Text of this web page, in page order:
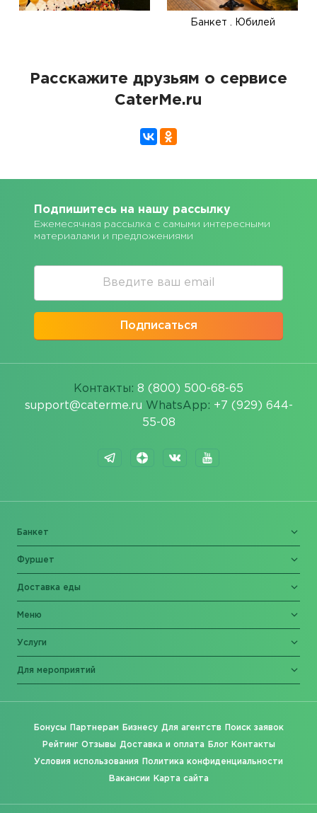
Банкет . Юбилей
Расскажите друзьям о сервисе
CaterMe.ru
Подпишитесь на нашу рассылку
Ежемесячная рассылка с самыми интересными
материалами и предложениями
Подписаться
Контакты: 8 (800) 500-68-65
support@caterme.ru WhatsApp: +7 (929) 644-
55-08
Банкет
Фуршет
Доставка еды
Меню
Услуги
Для мероприятий
Бонусы Партнерам Бизнесу Для агентств Поиск заявок
Рейтинг Отзывы Доставка и оплата Блог Контакты
Условия использования Политика конфиденциальности
Вакансии Карта сайта